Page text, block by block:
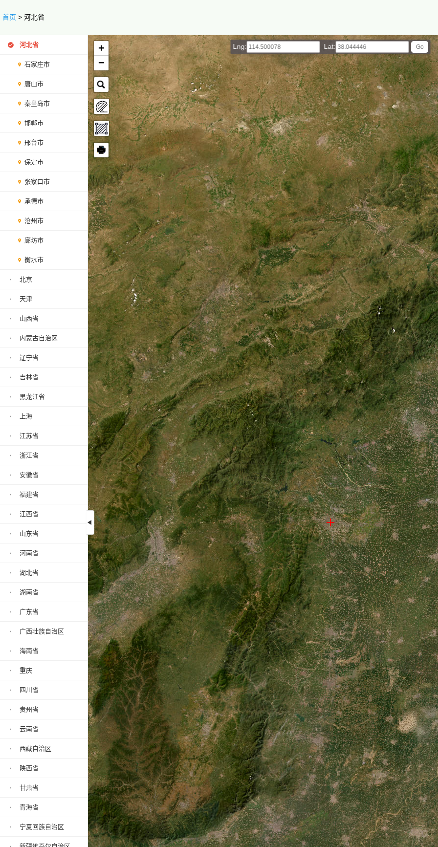
首页 > 河北省
河北省
石家庄市
唐山市
秦皇岛市
邯郸市
邢台市
保定市
张家口市
承德市
沧州市
廊坊市
衡水市
北京
天津
山西省
内蒙古自治区
辽宁省
吉林省
黑龙江省
上海
江苏省
浙江省
安徽省
福建省
江西省
山东省
河南省
湖北省
湖南省
广东省
广西壮族自治区
海南省
重庆
四川省
贵州省
云南省
西藏自治区
陕西省
甘肃省
青海省
宁夏回族自治区
河北省地图, 河北省高清卫星地图加载中,请
+
−
🖶
Lng: Lat: